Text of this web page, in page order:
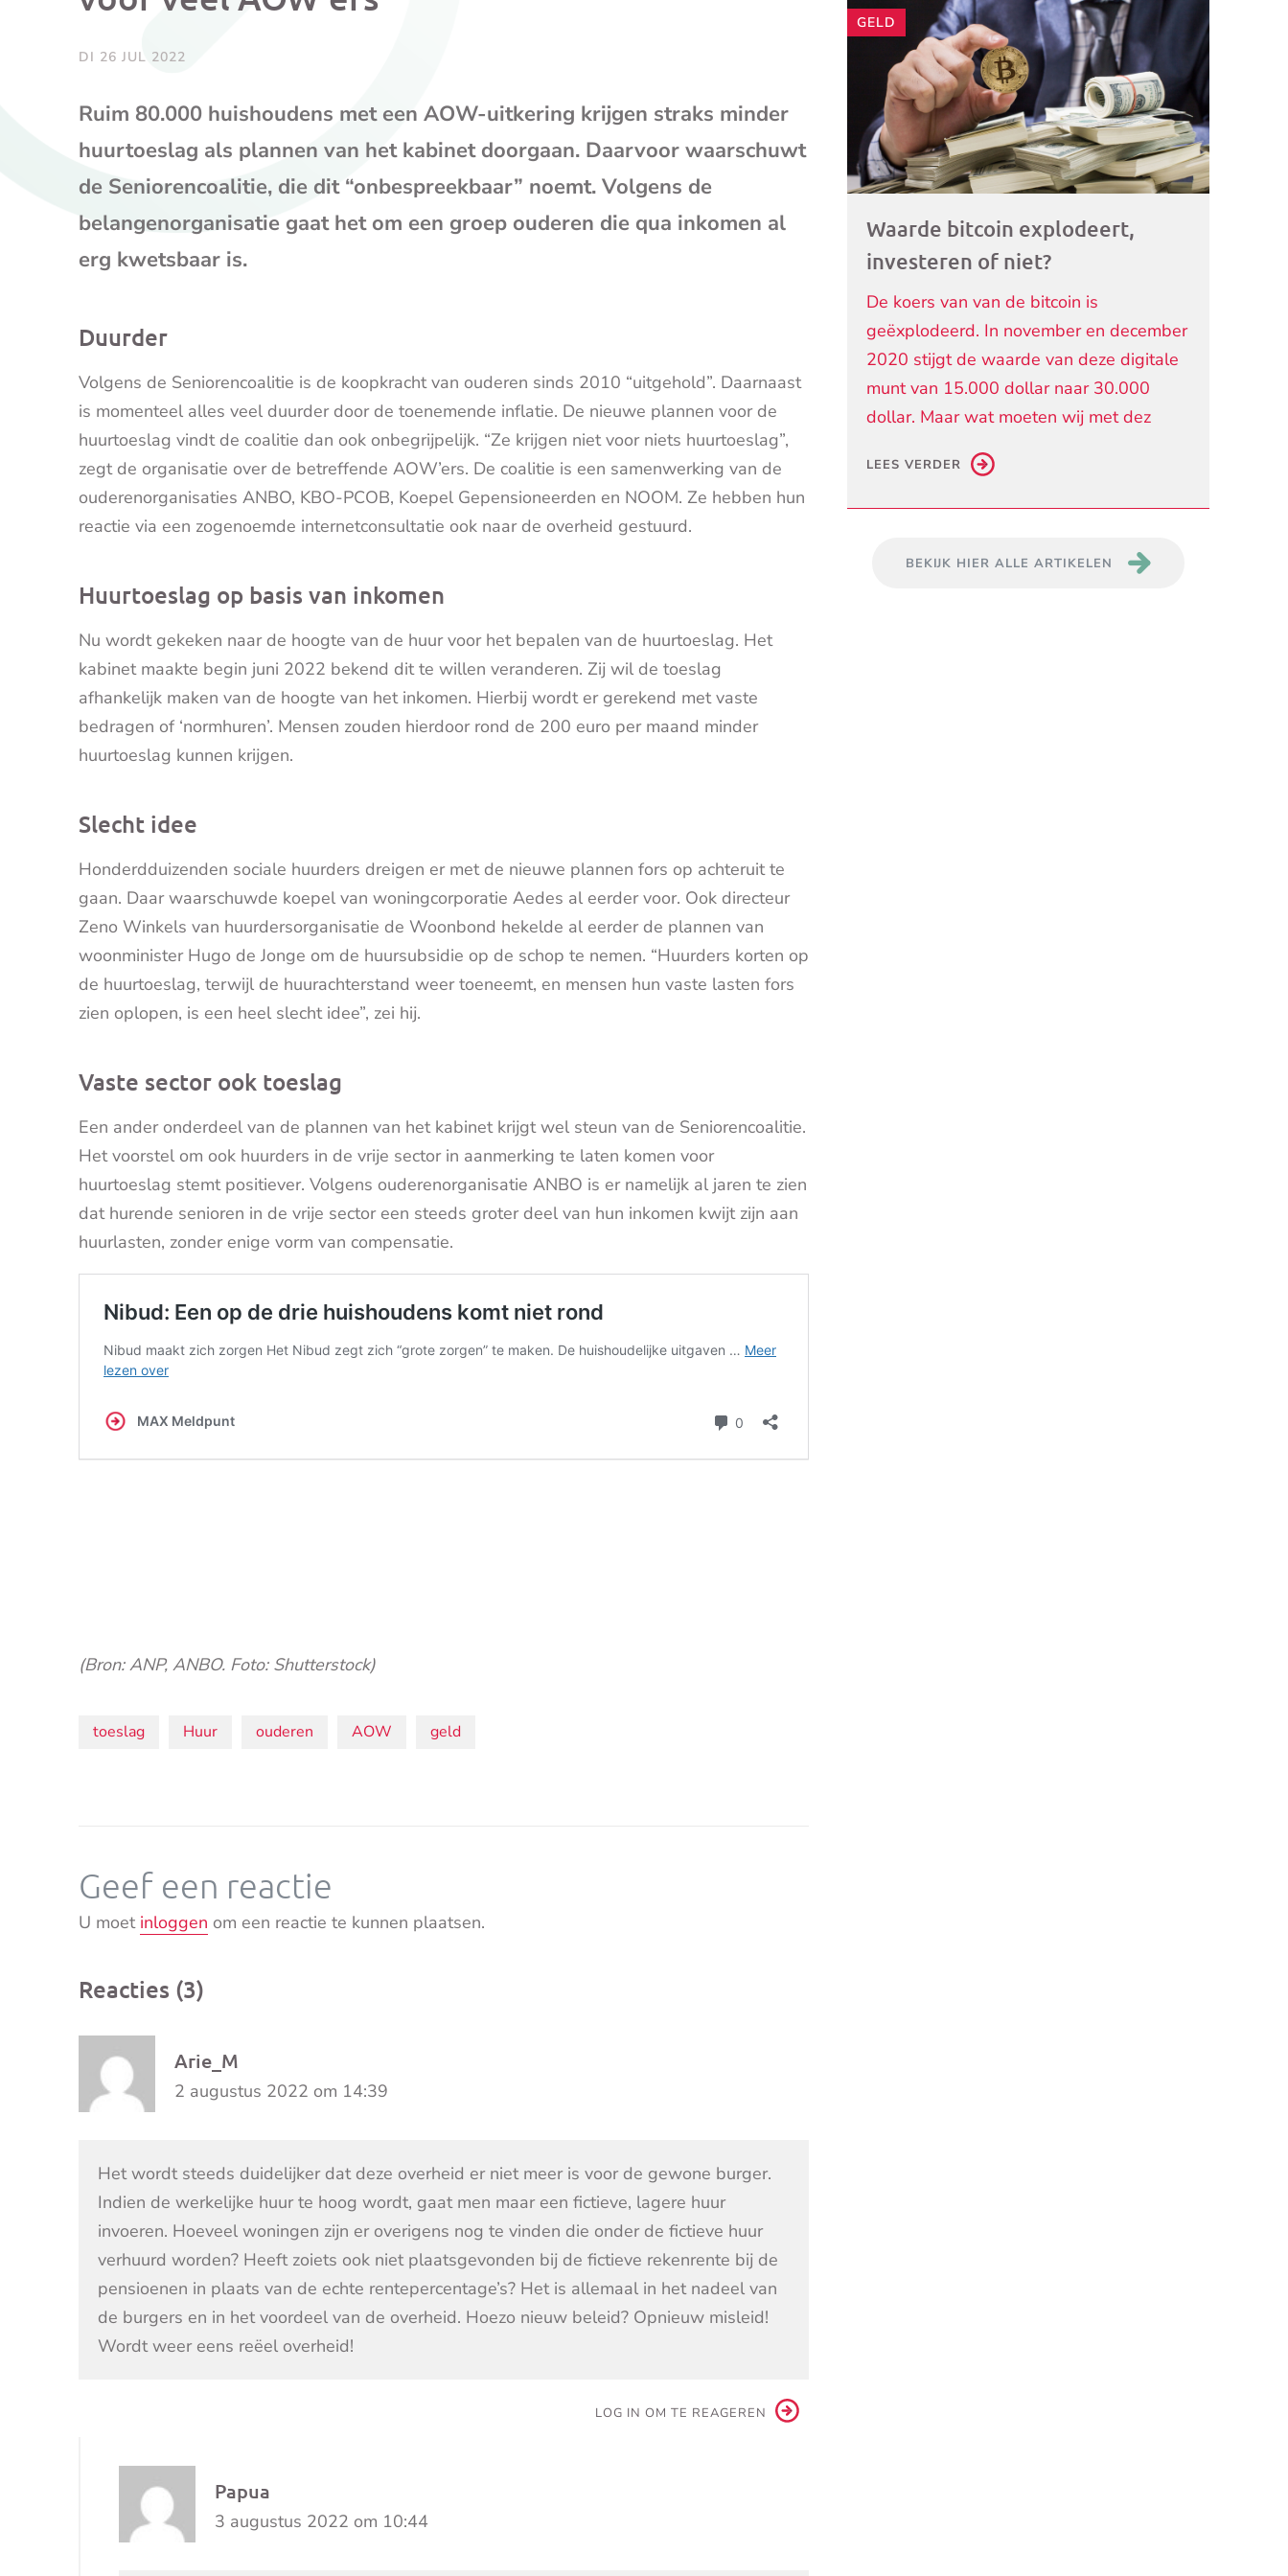
mailprogramma)
DI 26 JUL 2022
Ruim 80.000 huishoudens met een AOW-uitkering krijgen straks minder
huurtoeslag als plannen van het kabinet doorgaan. Daarvoor waarschuwt
de Seniorencoalitie, die dit “onbespreekbaar” noemt. Volgens de
belangenorganisatie gaat het om een groep ouderen die qua inkomen al
erg kwetsbaar is.
Duurder
Volgens de Seniorencoalitie is de koopkracht van ouderen sinds 2010 “uitgehold”. Daarnaast
is momenteel alles veel duurder door de toenemende inflatie. De nieuwe plannen voor de
huurtoeslag vindt de coalitie dan ook onbegrijpelijk. “Ze krijgen niet voor niets huurtoeslag”,
zegt de organisatie over de betreffende AOW’ers. De coalitie is een samenwerking van de
ouderenorganisaties ANBO, KBO-PCOB, Koepel Gepensioneerden en NOOM. Ze hebben hun
reactie via een zogenoemde internetconsultatie ook naar de overheid gestuurd.
Huurtoeslag op basis van inkomen
Nu wordt gekeken naar de hoogte van de huur voor het bepalen van de huurtoeslag. Het
kabinet maakte begin juni 2022 bekend dit te willen veranderen. Zij wil de toeslag
afhankelijk maken van de hoogte van het inkomen. Hierbij wordt er gerekend met vaste
bedragen of ‘normhuren’. Mensen zouden hierdoor rond de 200 euro per maand minder
huurtoeslag kunnen krijgen.
Slecht idee
Honderdduizenden sociale huurders dreigen er met de nieuwe plannen fors op achteruit te
gaan. Daar waarschuwde koepel van woningcorporatie Aedes al eerder voor. Ook directeur
Zeno Winkels van huurdersorganisatie de Woonbond hekelde al eerder de plannen van
woonminister Hugo de Jonge om de huursubsidie op de schop te nemen. “Huurders korten op
de huurtoeslag, terwijl de huurachterstand weer toeneemt, en mensen hun vaste lasten fors
zien oplopen, is een heel slecht idee”, zei hij.
Vaste sector ook toeslag
Een ander onderdeel van de plannen van het kabinet krijgt wel steun van de Seniorencoalitie.
Het voorstel om ook huurders in de vrije sector in aanmerking te laten komen voor
huurtoeslag stemt positiever. Volgens ouderenorganisatie ANBO is er namelijk al jaren te zien
dat hurende senioren in de vrije sector een steeds groter deel van hun inkomen kwijt zijn aan
huurlasten, zonder enige vorm van compensatie.
(Bron: ANP, ANBO. Foto: Shutterstock)
Onderwerpen:
toeslag Huur ouderen AOW geld
Geef een reactie
U moet inloggen om een reactie te kunnen plaatsen.
Reacties (3)
Arie_M
2 augustus 2022 om 14:39
Het wordt steeds duidelijker dat deze overheid er niet meer is voor de gewone burger.
Indien de werkelijke huur te hoog wordt, gaat men maar een fictieve, lagere huur
invoeren. Hoeveel woningen zijn er overigens nog te vinden die onder de fictieve huur
verhuurd worden? Heeft zoiets ook niet plaatsgevonden bij de fictieve rekenrente bij de
pensioenen in plaats van de echte rentepercentage’s? Het is allemaal in het nadeel van
de burgers en in het voordeel van de overheid. Hoezo nieuw beleid? Opnieuw misleid!
Wordt weer eens reëel overheid!
LOG IN OM TE REAGEREN
Papua
3 augustus 2022 om 10:44
GELD
Waarde bitcoin explodeert,
investeren of niet?
De koers van van de bitcoin is
geëxplodeerd. In november en december
2020 stijgt de waarde van deze digitale
munt van 15.000 dollar naar 30.000
dollar. Maar wat moeten wij met dez
LEES VERDER
BEKIJK HIER ALLE ARTIKELEN